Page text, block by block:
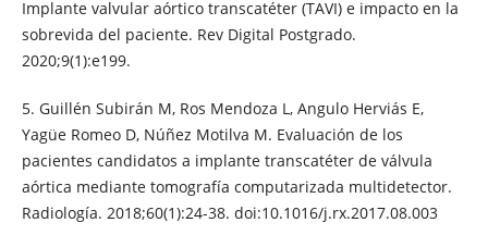
Implante valvular aórtico transcatéter (TAVI) e impacto en la
sobrevida del paciente. Rev Digital Postgrado.
2020;9(1):e199.
5. Guillén Subirán M, Ros Mendoza L, Angulo Herviás E,
Yagüe Romeo D, Núñez Motilva M. Evaluación de los
pacientes candidatos a implante transcatéter de válvula
aórtica mediante tomografía computarizada multidetector.
Radiología. 2018;60(1):24-38. doi:10.1016/j.rx.2017.08.003